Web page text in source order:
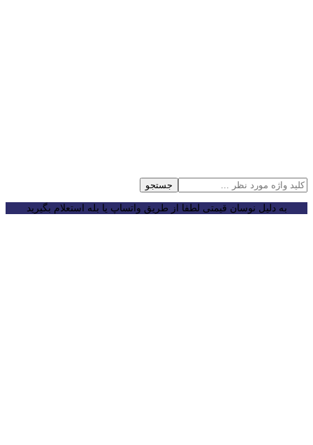
جستجو
به دلیل نوسان قیمتی لطفا از طریق واتساپ یا بله استعلام بگیرید